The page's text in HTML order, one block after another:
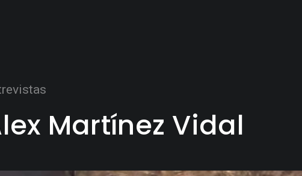
Martínez Vidal